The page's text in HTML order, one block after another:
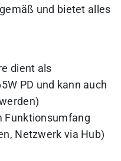
und bietet alles
dient als
PD und kann auch
Funktionsumfang
Netzwerk via Hub)